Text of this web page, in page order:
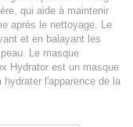
qui aide à maintenir
après le nettoyage. Le
et en balayant les
Le masque
Hydrator est un masque
l'apparence de la